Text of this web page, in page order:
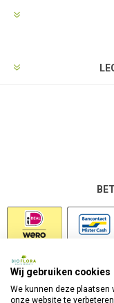
Wij gebruiken cookies
We kunnen deze plaatsen
onze website te